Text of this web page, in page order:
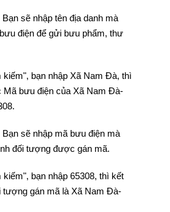
sẽ nhập tên địa danh mà
điện để gửi bưu phẩm, thư
kiếm", bạn nhập Xã Nam Đà, thì
Mã bưu điện của Xã Nam Đà-
sẽ nhập mã bưu điện mà
đối tượng được gán mã.
bạn nhập 65308, thì kết
tượng gán mã là Xã Nam Đà-